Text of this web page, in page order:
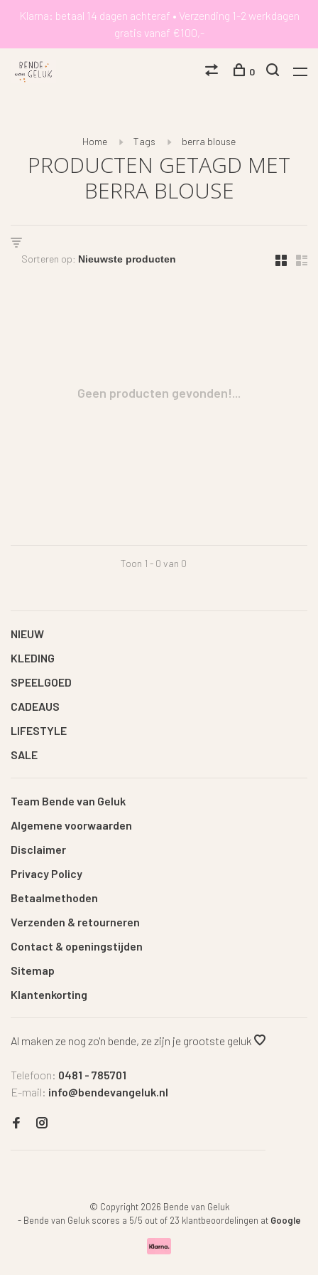
Klarna: betaal 14 dagen achteraf • Verzending 1-2 werkdagen
gratis vanaf €100,-
0
Home Tags berra blouse
PRODUCTEN GETAGD MET
BERRA BLOUSE
Sorteren op:
Geen producten gevonden!...
Toon 1 - 0 van 0
NIEUW
KLEDING
SPEELGOED
CADEAUS
LIFESTYLE
SALE
Team Bende van Geluk
Algemene voorwaarden
Disclaimer
Privacy Policy
Betaalmethoden
Verzenden & retourneren
Contact & openingstijden
Sitemap
Klantenkorting
Al maken ze nog zo'n bende, ze zijn je grootste geluk
Telefoon: 0481 - 785701
E-mail: info@bendevangeluk.nl
© Copyright 2026 Bende van Geluk
- Bende van Geluk scores a 5/5 out of 23 klantbeoordelingen at Google